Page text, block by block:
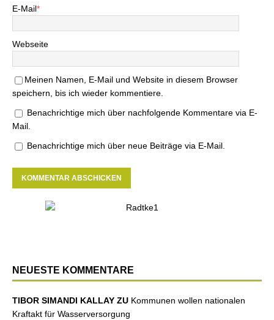
E-Mail*
Webseite
Meinen Namen, E-Mail und Website in diesem Browser
speichern, bis ich wieder kommentiere.
Benachrichtige mich über nachfolgende Kommentare via E-
Mail.
Benachrichtige mich über neue Beiträge via E-Mail.
NEUESTE KOMMENTARE
TIBOR SIMANDI KALLAY ZU Kommunen wollen nationalen
Kraftakt für Wasserversorgung